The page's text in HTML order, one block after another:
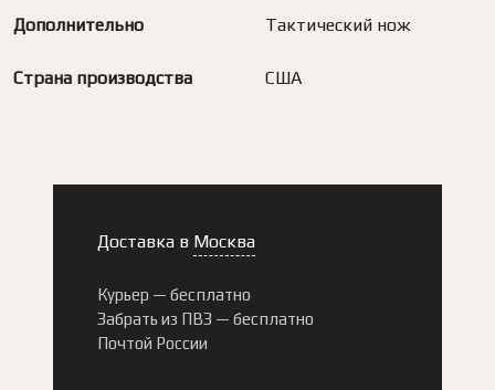
Дополнительно Тактический нож
Страна производства США
Доставка в Москва
Курьер — бесплатно
Забрать из ПВЗ — бесплатно
Почтой России